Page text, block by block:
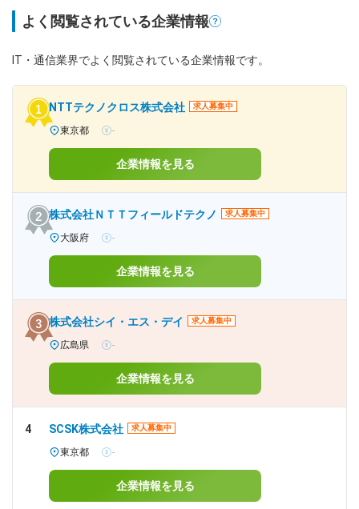
よく閲覧されている企業情報
IT・通信業界でよく閲覧されている企業情報です。
NTTテクノクロス株式会社 求人募集中
東京都 -
企業情報を見る
株式会社ＮＴＴフィールドテクノ 求人募集中
大阪府 -
企業情報を見る
株式会社シイ・エス・デイ 求人募集中
広島県 -
企業情報を見る
4 SCSK株式会社 求人募集中
東京都 -
企業情報を見る